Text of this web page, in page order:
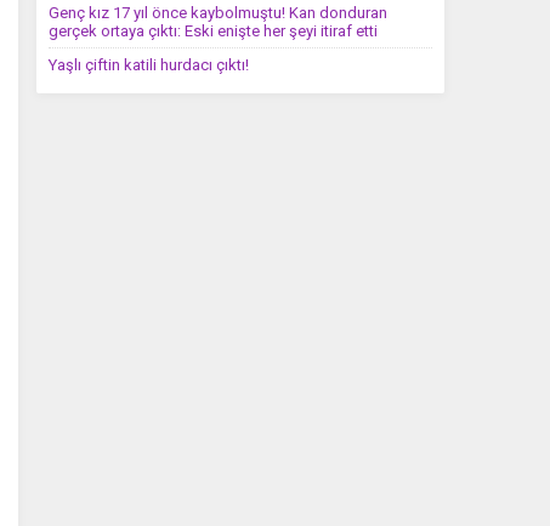
Genç kız 17 yıl önce kaybolmuştu! Kan donduran
gerçek ortaya çıktı: Eski enişte her şeyi itiraf etti
Yaşlı çiftin katili hurdacı çıktı!